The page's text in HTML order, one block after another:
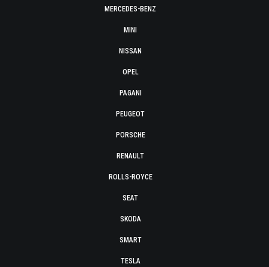
MERCEDES-BENZ
MINI
NISSAN
OPEL
PAGANI
PEUGEOT
PORSCHE
RENAULT
ROLLS-ROYCE
SEAT
SKODA
SMART
TESLA